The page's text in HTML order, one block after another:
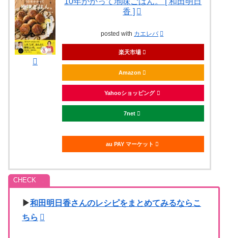
香 ]
posted with カエレバ
楽天市場
Amazon
Yahooショッピング
7net
au PAY マーケット
▶和田明日香さんのレシピをまとめてみるならこ
ちら